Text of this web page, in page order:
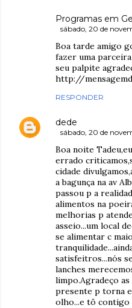
Programas em
sábado, 20 de
Boa tarde amigo
fazer uma
seu palpite
http://
RESPONDER
dede
sábado, 20 de
Boa noite
errado
cidade
a bagunça na av
passou p a
alimentos na
melhorias p
asseio...um local
se alimentar c
satisfeitros...nós
lanches
limpo.Agradeço
presente p torna
olho...e tô contigo